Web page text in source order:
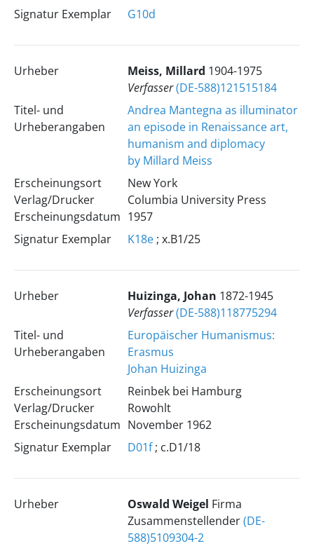
Signatur Exemplar
G10d
Urheber Meiss, Millard 1904-1975
Verfasser(DE-588)121515184
Titel- und
Urheberangaben
Andrea Mantegna as illuminator
an episode in Renaissance art,
humanism and diplomacy
by Millard Meiss
Erscheinungsort
Verlag/Drucker
Erscheinungsdatum
New York
Columbia University Press
1957
Signatur Exemplar
K18e; x.B1/25
Urheber Huizinga, Johan 1872-1945
Verfasser(DE-588)118775294
Titel- und
Urheberangaben
Europäischer Humanismus:
Erasmus
Johan Huizinga
Erscheinungsort
Verlag/Drucker
Erscheinungsdatum
Reinbek bei Hamburg
Rowohlt
November 1962
Signatur Exemplar
D01f; c.D1/18
Urheber Oswald Weigel Firma
Zusammenstellender(DE-
588)5109304-2